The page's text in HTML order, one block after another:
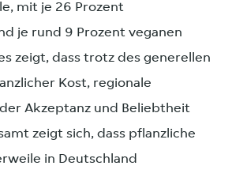
mit je 26 Prozent
je rund 9 Prozent veganen
zeigt, dass trotz des generellen
Kost, regionale
Akzeptanz und Beliebtheit
zeigt sich, dass pflanzliche
in Deutschland